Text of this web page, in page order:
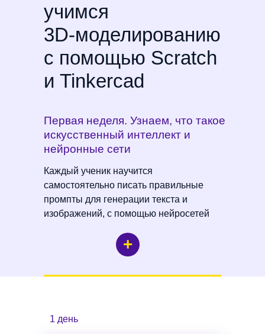
Первая неделя. Узнаем, что такое
искусственный интеллект и
нейронные сети
Каждый ученик научится
самостоятельно писать правильные
промпты для генерации текста и
изображений, с помощью нейросетей
учимся
3D-моделированию
с помощью Scratch
и Tinkercad
+
1 день